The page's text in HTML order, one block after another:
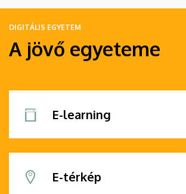
DIGITÁLIS EGYETEM
A jövő egyeteme
E-learning
E-térkép